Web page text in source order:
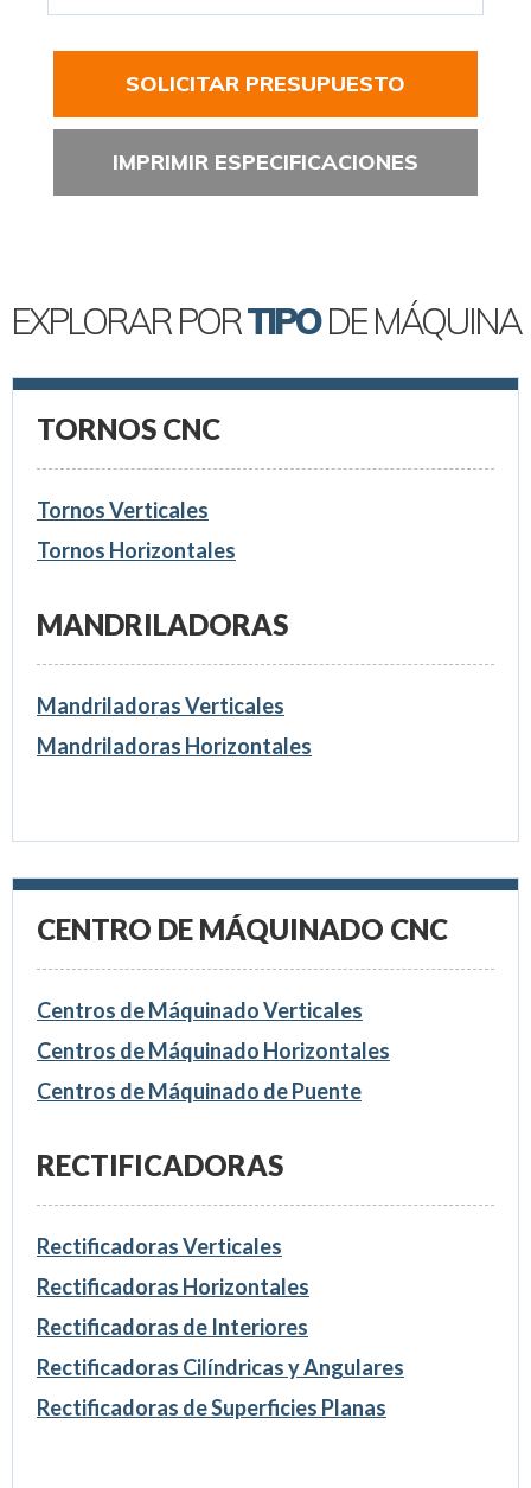
SOLICITAR PRESUPUESTO
IMPRIMIR ESPECIFICACIONES
EXPLORAR PORTIPODE MÁQUINA
TORNOS CNC
Tornos Verticales
Tornos Horizontales
MANDRILADORAS
Mandriladoras Verticales
Mandriladoras Horizontales
CENTRO DE MÁQUINADO CNC
Centros de Máquinado Verticales
Centros de Máquinado Horizontales
Centros de Máquinado de Puente
RECTIFICADORAS
Rectificadoras Verticales
Rectificadoras Horizontales
Rectificadoras de Interiores
Rectificadoras Cilíndricas y Angulares
Rectificadoras de Superficies Planas